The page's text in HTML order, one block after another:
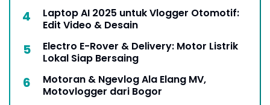
Laptop AI 2025 untuk Vlogger Otomotif:
Edit Video & Desain
Electro E-Rover & Delivery: Motor Listrik
Lokal Siap Bersaing
Motoran & Ngevlog Ala Elang MV,
Motovlogger dari Bogor